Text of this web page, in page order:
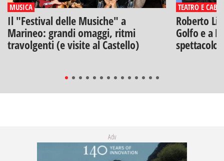
MUSICA
Il "Festival delle Musiche" a
Marineo: grandi omaggi, ritmi
travolgenti (e visite al Castello)
TEATRO E
Roberto
Golfo e a
spettacolo"
Adv